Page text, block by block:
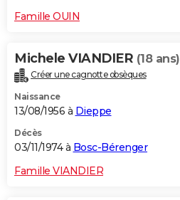
Famille OUIN
Michele VIANDIER (18 ans)
Créer une cagnotte obsèques
Naissance
13/08/1956 à Dieppe
Décès
03/11/1974 à Bosc-Bérenger
Famille VIANDIER